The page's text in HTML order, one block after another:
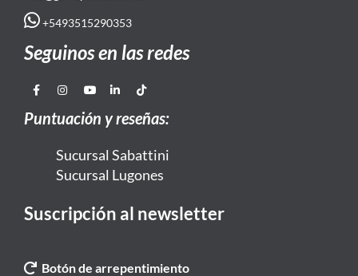
+5493515290353
Seguinos en las redes
Puntuación y reseñas:
Sucursal Sabattini
Sucursal Lugones
Suscripción al newsletter
Botón de arrepentimiento